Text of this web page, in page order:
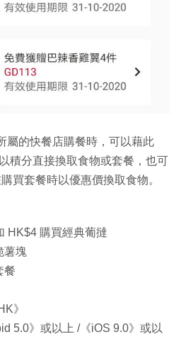
屬的快餐店購餐時，可以藉此
積分直接換取食物或套餐，也可
買套餐時以優惠價換取食物。
HK$4 購買經典葡撻
薯塊
餐
》
5.0》或以上 /《iOS 9.0》或以